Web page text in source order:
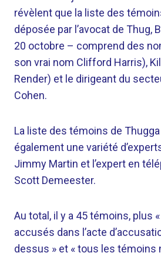
révèlent que la liste des
déposée par l’avocat de Thug,
20 octobre – comprend des
son vrai nom Clifford Harris),
Render) et le dirigeant du
Cohen.
La liste des témoins de
également une variété
Jimmy Martin et l’expert en
Scott Demeester.
Au total, il y a 45 témoins, plus
accusés dans l’acte
dessus » et « tous les témoins